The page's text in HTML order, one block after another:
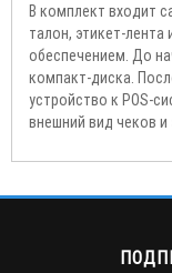
В комплект входит
талон, этикет-
обеспечением. До
компакт-диска.
устройство к POS-
внешний вид чеков и